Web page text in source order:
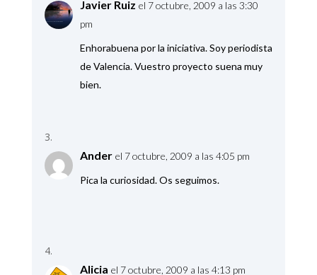
Javier Ruiz el 7 octubre, 2009 a las 3:30
pm
Enhorabuena por la iniciativa. Soy periodista
de Valencia. Vuestro proyecto suena muy
bien.
Ander el 7 octubre, 2009 a las 4:05 pm
Pica la curiosidad. Os seguimos.
Alicia el 7 octubre, 2009 a las 4:13 pm